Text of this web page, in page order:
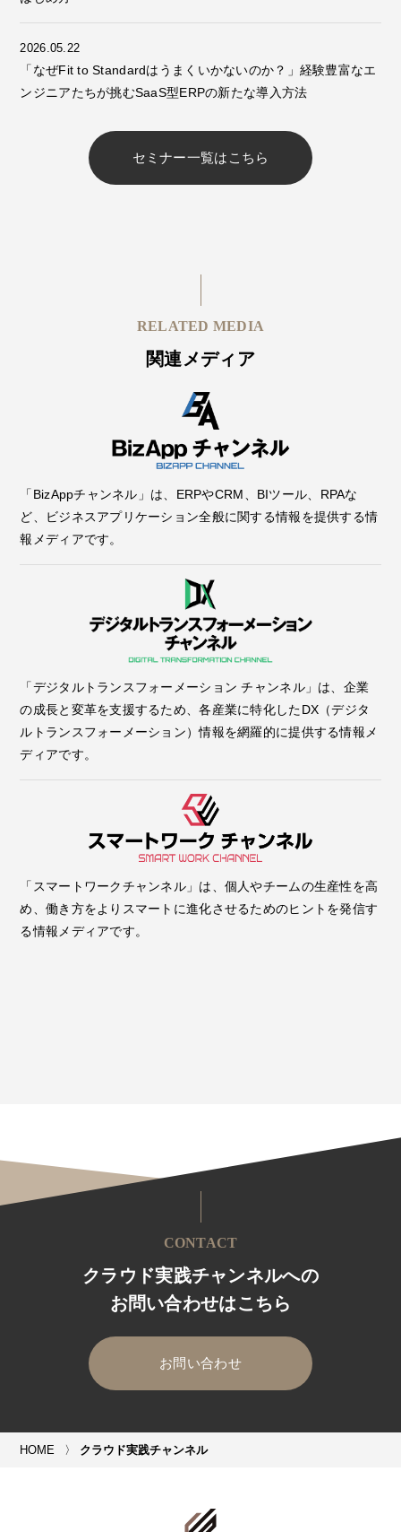
HOME クラウド実践チャンネル
2026.05.22
「なぜFit to Standardはうまくいかないのか？」経験豊富なエ
ンジニアたちが挑むSaaS型ERPの新たな導入方法
セミナー一覧はこちら
RELATED MEDIA
関連メディア
「BizAppチャンネル」は、ERPやCRM、BIツール、RPAな
ど、ビジネスアプリケーション全般に関する情報を提供する情
報メディアです。
「デジタルトランスフォーメーション チャンネル」は、企業
の成長と変革を支援するため、各産業に特化したDX（デジタ
ルトランスフォーメーション）情報を網羅的に提供する情報メ
ディアです。
「スマートワークチャンネル」は、個人やチームの生産性を高
め、働き方をよりスマートに進化させるためのヒントを発信す
る情報メディアです。
CONTACT
クラウド実践チャンネルへの
お問い合わせはこちら
お問い合わせ